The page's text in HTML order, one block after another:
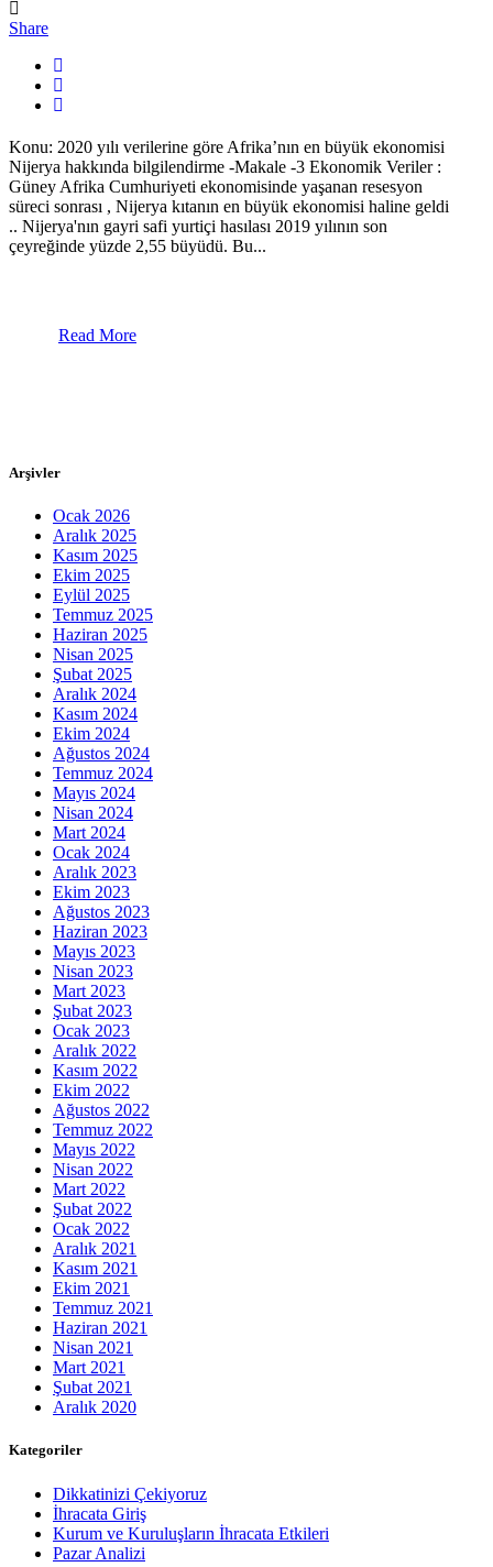
Share
Konu: 2020 yılı verilerine göre Afrika’nın en büyük ekonomisi
Nijerya hakkında bilgilendirme -Makale -3 Ekonomik Veriler :
Güney Afrika Cumhuriyeti ekonomisinde yaşanan resesyon
süreci sonrası , Nijerya kıtanın en büyük ekonomisi haline geldi
.. Nijerya'nın gayri safi yurtiçi hasılası 2019 yılının son
çeyreğinde yüzde 2,55 büyüdü. Bu...
Read More
Arşivler
Ocak 2026
Aralık 2025
Kasım 2025
Ekim 2025
Eylül 2025
Temmuz 2025
Haziran 2025
Nisan 2025
Şubat 2025
Aralık 2024
Kasım 2024
Ekim 2024
Ağustos 2024
Temmuz 2024
Mayıs 2024
Nisan 2024
Mart 2024
Ocak 2024
Aralık 2023
Ekim 2023
Ağustos 2023
Haziran 2023
Mayıs 2023
Nisan 2023
Mart 2023
Şubat 2023
Ocak 2023
Aralık 2022
Kasım 2022
Ekim 2022
Ağustos 2022
Temmuz 2022
Mayıs 2022
Nisan 2022
Mart 2022
Şubat 2022
Ocak 2022
Aralık 2021
Kasım 2021
Ekim 2021
Temmuz 2021
Haziran 2021
Nisan 2021
Mart 2021
Şubat 2021
Aralık 2020
Kategoriler
Dikkatinizi Çekiyoruz
İhracata Giriş
Kurum ve Kuruluşların İhracata Etkileri
Pazar Analizi